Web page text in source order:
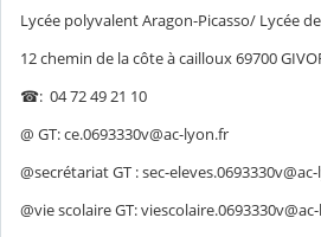
Lycée polyvalent Aragon-Picasso/ Lycée
12 chemin de la côte à cailloux 69700
☎: 04 72 49 21 10
@ GT: ce.0693330v@ac-lyon.fr
@secrétariat GT : sec-
@vie scolaire GT: